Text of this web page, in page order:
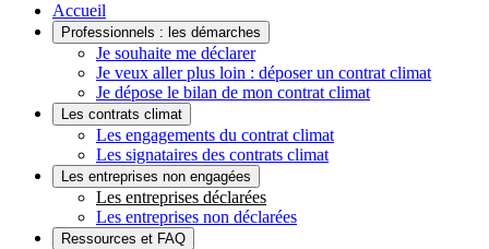
Accueil
Professionnels : les démarches
Je souhaite me déclarer
Je veux aller plus loin : déposer un contrat climat
Je dépose le bilan de mon contrat climat
Les contrats climat
Les engagements du contrat climat
Les signataires des contrats climat
Les entreprises non engagées
Les entreprises déclarées
Les entreprises non déclarées
Ressources et FAQ